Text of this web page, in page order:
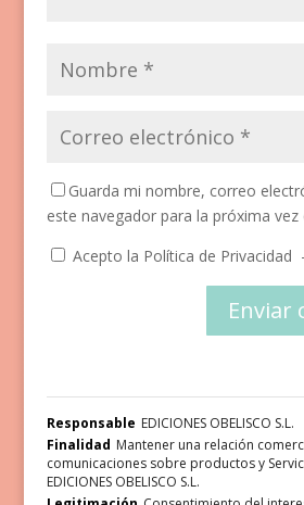
Guarda mi nombre, correo
este navegador para la próxima
Acepto la Política de Privacidad -
Responsable EDICIONES OBELISCO S.L.
Finalidad Mantener una relación
comunicaciones sobre productos y
EDICIONES OBELISCO S.L.